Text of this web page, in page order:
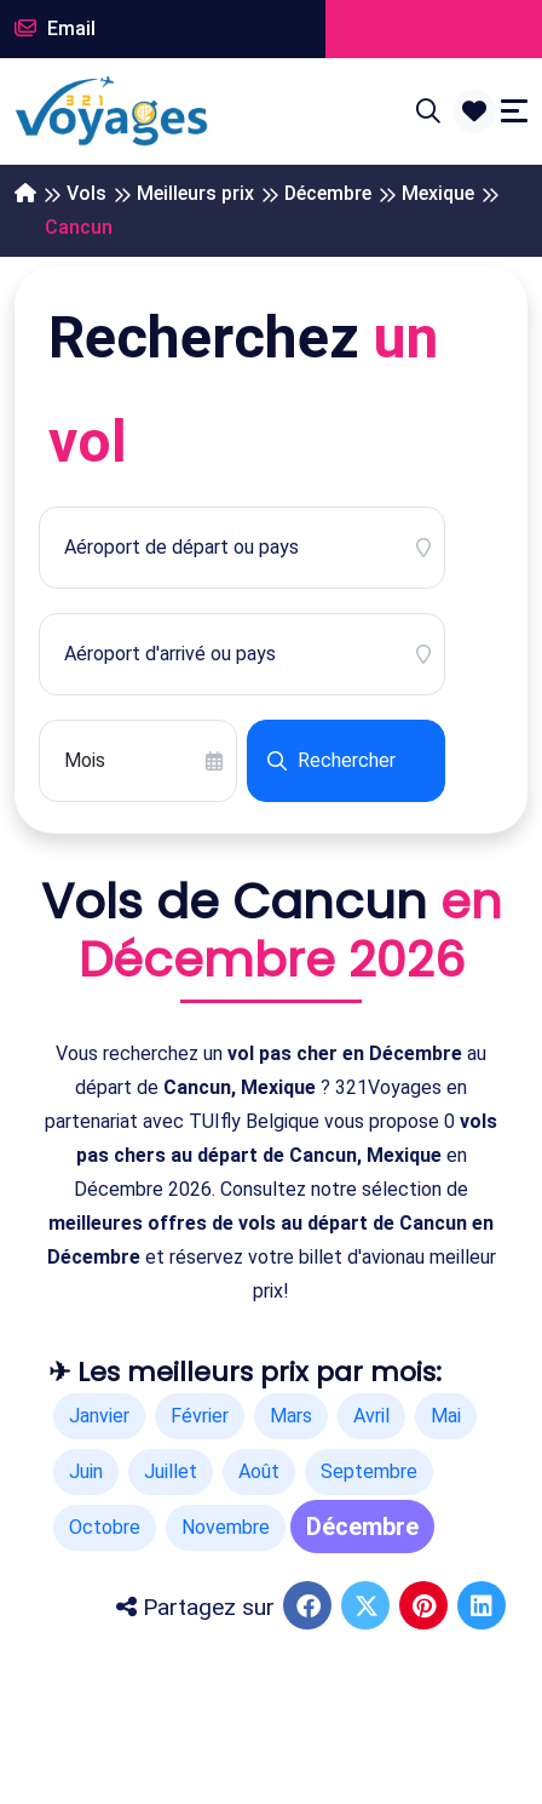
Email
Vols Meilleurs prix Décembre
Mexique
Cancun
Recherchez un
vol
Rechercher
Vols de Cancun en
Décembre 2026
Vous recherchez un vol pas cher en Décembre au
départ de Cancun, Mexique ? 321Voyages en
partenariat avec TUIfly Belgique vous propose 0 vols
pas chers au départ de Cancun, Mexiqueen
Décembre 2026. Consultez notre sélection de
meilleures offres de vols au départ de Cancun en
Décembreet réservez votre billet d'avionau meilleur
prix!
✈ Les meilleurs prix par mois:
Janvier Février Mars Avril Mai
Juin Juillet Août Septembre
Octobre Novembre Décembre
Partagez sur